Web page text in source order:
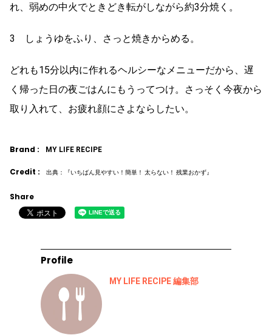
れ、弱めの中火でときどき転がしながら約3分焼く。
3 しょうゆをふり、さっと焼きからめる。
どれも15分以内に作れるヘルシーなメニューだから、遅
く帰った日の夜ごはんにもうってつけ。さっそく今夜から
取り入れて、お疲れ顔にさよならしたい。
Brand : MY LIFE RECIPE
Credit : 出典：『いちばん見やすい！簡単！ 太らない！ 残業おかず』
Share
Profile
MY LIFE RECIPE 編集部